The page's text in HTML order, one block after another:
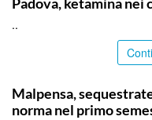
..
Malpensa,
norma nel primo